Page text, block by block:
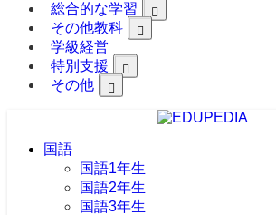
総合的な学習
その他教科
学級経営
特別支援
その他
国語
国語1年生
国語2年生
国語3年生